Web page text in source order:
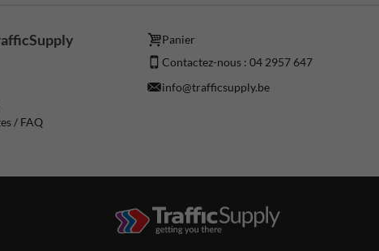
/ FAQ
Panier
Contactez-nous : 04 2957 647
info@trafficsupply.be